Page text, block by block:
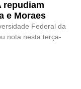
repudiam
e Moraes
Federal da
nota nesta terça-